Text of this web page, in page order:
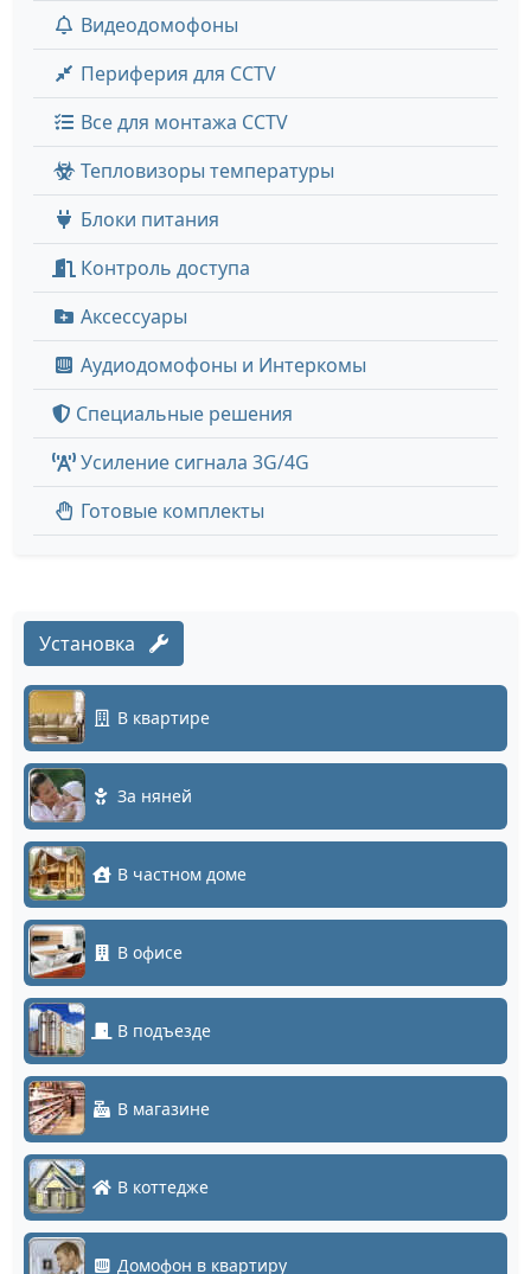
Видеодомофоны
Периферия для CCTV
Все для монтажа CCTV
Тепловизоры температуры
Блоки питания
Контроль доступа
Аксессуары
Аудиодомофоны и Интеркомы
Специальные решения
Усиление сигнала 3G/4G
Готовые комплекты
Установка
В квартире
За няней
В частном доме
В офисе
В подъезде
В магазине
В коттедже
Домофон в квартиру